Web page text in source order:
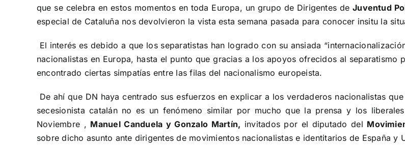
que se celebra en estos momentos en toda Europa, un grupo de Dirigentes deJuventud
especial de Cataluña nos devolvieron la vista esta semana pasada para conocer insitu la
El interés es debido a que los separatistas han logrado con su ansiada
nacionalistas en Europa, hasta el punto que gracias a los apoyos ofrecidos al separatismo
encontrado ciertas simpatías entre las filas del nacionalismo europeista.
De ahí que DN haya centrado sus esfuerzos en explicar a los verdaderos nacionalistas
secesionista catalán no es un fenómeno similar por mucho que la prensa y los
Noviembre , Manuel Canduela y Gonzalo Martín, invitados por el diputado del
sobre dicho asunto ante dirigentes de movimientos nacionalistas e identitarios de España y